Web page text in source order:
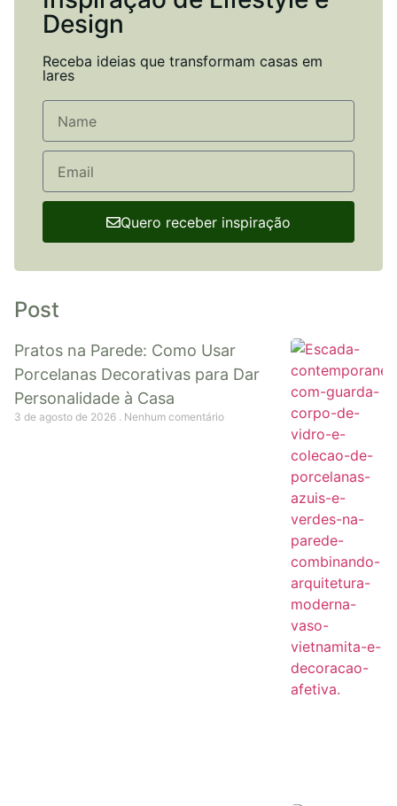
Design
Receba ideias que transformam casas em
lares
Quero receber inspiração
Post
Pratos na Parede: Como Usar
Porcelanas Decorativas para Dar
Personalidade à Casa
3 de agosto de 2026 Nenhum comentário